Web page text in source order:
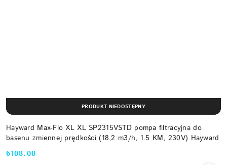
Hayward Max-Flo XL XL SP2315VSTD pompa filtracyjna do
basenu zmiennej prędkości (18,2 m3/h, 1.5 KM, 230V) Hayward
Cena:
6108.00
PRODUKT NIEDOSTĘPNY